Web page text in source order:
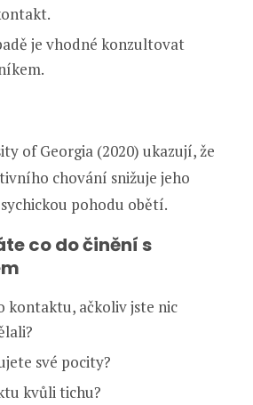
je vhodné konzultovat
of Georgia (2020) ukazují, že
chování snižuje jeho
pohodu obětí.
co do činění s
kontaktu, ačkoliv jste nic
své pocity?
kvůli tichu?